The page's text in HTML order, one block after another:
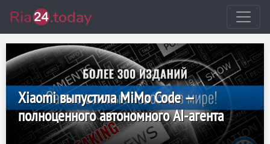
Xiaomi выпустила MiMo Code —
полноценного автономного AI-агента